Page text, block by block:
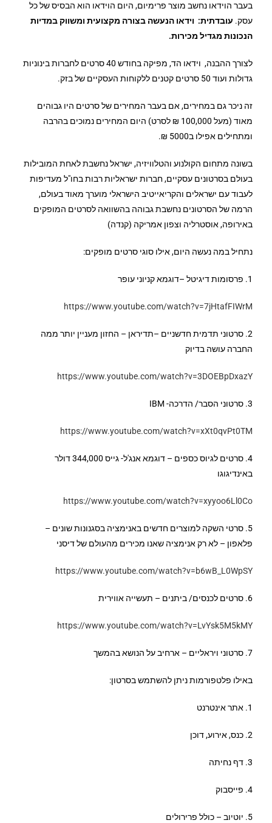
בעבר הוידאו נחשב מוצר פרימיום, היום הוידאו הוא הבסיס של כל
עסק. עובדתית: וידאו הנעשה בצורה מקצועית ומשווק במדיות
הנכונות מגדיל מכירות.
לצורך ההבנה, וידאו הד, מפיקה בחודש 40 סרטים לחברות בינוניות
גדולות ועוד 50 סרטים קטנים ללקוחות העסקיים של בזק.
זה ניכר גם במחירים, אם בעבר המחירים של סרטים היו גבוהים
מאוד (מעל 100,000 ₪ לסרט) היום המחירים נמוכים בהרבה
ומתחילים אפילו ב5000 ₪.
בשונה מתחום הקולנוע והטלוויזיה, ישראל נחשבת לאחת המובילות
בעולם בסרטונים עסקיים, חברות ישראליות רבות בחו"ל מעדיפות
לעבוד עם ישראלים והקריאייטיב הישראלי מוערך מאוד בעולם,
הרמה של הסרטונים נחשבת גבוהה בהשוואה לסרטים המופקים
באירופה, אוסטרליה וצפון אמריקה (קנדה)
נתחיל במה נעשה היום, אילו סוגי סרטים מופקים:
1. פרסומות דיגיטל –דוגמא קניוני עופר
https://www.youtube.com/watch?v=7jHtafFIWrM
2. סרטוני תדמית חדשניים –תדיראן – החזון מעניין יותר ממה
החברה עושה בדיוק
https://www.youtube.com/watch?v=3DOEBpDxazY
3. סרטוני הסבר/ הדרכה- IBM
https://www.youtube.com/watch?v=xXt0qvPt0TM
4. סרטים לגיוס כספים – דוגמא אנג'ל- גייס 344,000 דולר
באינדיגוגו
https://www.youtube.com/watch?v=xyyoo6Ll0Co
5. סרטי השקה למוצרים חדשים באנימציה בסגנונות שונים –
פלאפון – לא רק אנימציה שאנו מכירים מהעולם של דיסני
https://www.youtube.com/watch?v=b6wB_L0WpSY
6. סרטים לכנסים/ ביתנים – תעשייה אווירית
https://www.youtube.com/watch?v=LvYsk5M5kMY
7. סרטוני ויראליים – ארחיב על הנושא בהמשך
באילו פלטפורמות ניתן להשתמש בסרטון:
1. אתר אינטרנט
2. כנס, אירוע, דוכן
3. דף נחיתה
4. פייסבוק
5. יוטיוב – כולל פרירולים